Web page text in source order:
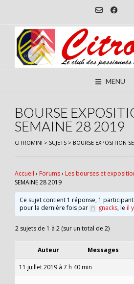
content
MENU
BOURSE
SEMAINE 28 2019
CITROMINI > SUJETS > BOURSE EXPOSITION
Accueil › Forums› Les bourses et
SEMAINE 28 2019
Ce sujet contient 1 réponse, 1
pour la dernière fois par
gnacks, leil
2 sujets de 1 à 2 (sur un total de 2)
Auteur Messages
11 juillet 2019 à 7 h 40 min